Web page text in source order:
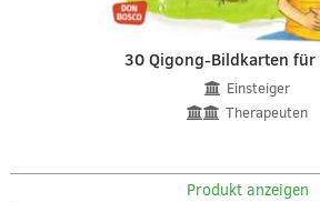
30 Qigong-Bildkarten für
Einsteiger
Therapeuten
Produkt anzeigen